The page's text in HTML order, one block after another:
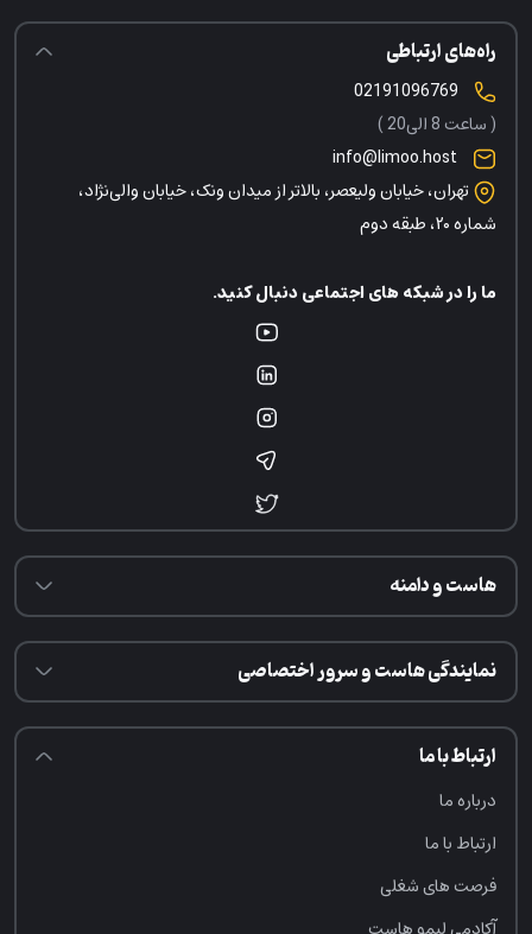
هاست و دامنه
نمایندگی هاست و سرور اختصاصی
ارتباط با ما
درباره ما
ارتباط با ما
فرصت‌ های شغلی
راه‌های ارتباطی
( ساعت 8 الی20 )
info@limoo.host
تهران، خیابان ولیعصر، بالاتر از میدان ونک، خیابان والی‌نژاد،
شماره ۲۰، طبقه دوم
ما را در شبکه های اجتماعی دنبال کنید.